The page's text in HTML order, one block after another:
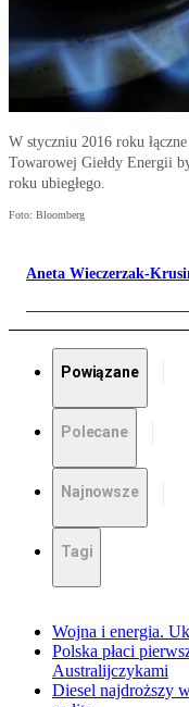
W styczniu 2016 roku
Towarowej Giełdy Energii
roku ubiegłego.
Foto: Bloomberg
Aneta Wieczerzak-
Powiązane
Polecane
Najnowsze
Tagi
Wojna i energia.
Polska płaci
Australijczykami
Diesel najdroższy